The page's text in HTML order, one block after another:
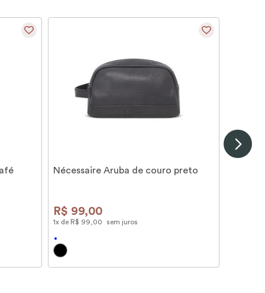
Nécessaire Aruba de couro preto
R$ 99,00
1x de R$ 99 00 sem juros